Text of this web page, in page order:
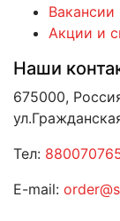
Вакансии
Акции и
Наши
675000,
Тел:
E-mail: